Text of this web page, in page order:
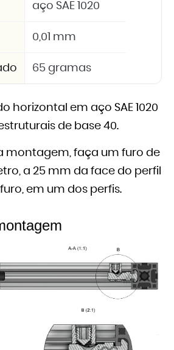
aço SAE 1020
0,01 mm
65 gramas
horizontal em aço SAE 1020
de base 40.
montagem, faça um furo de
a 25 mm da face do perfil
em um dos perfis.